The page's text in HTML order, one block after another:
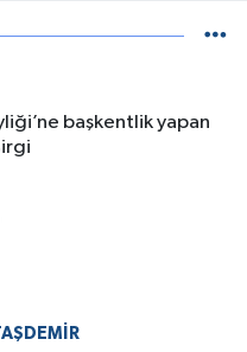
başkentlik yapan